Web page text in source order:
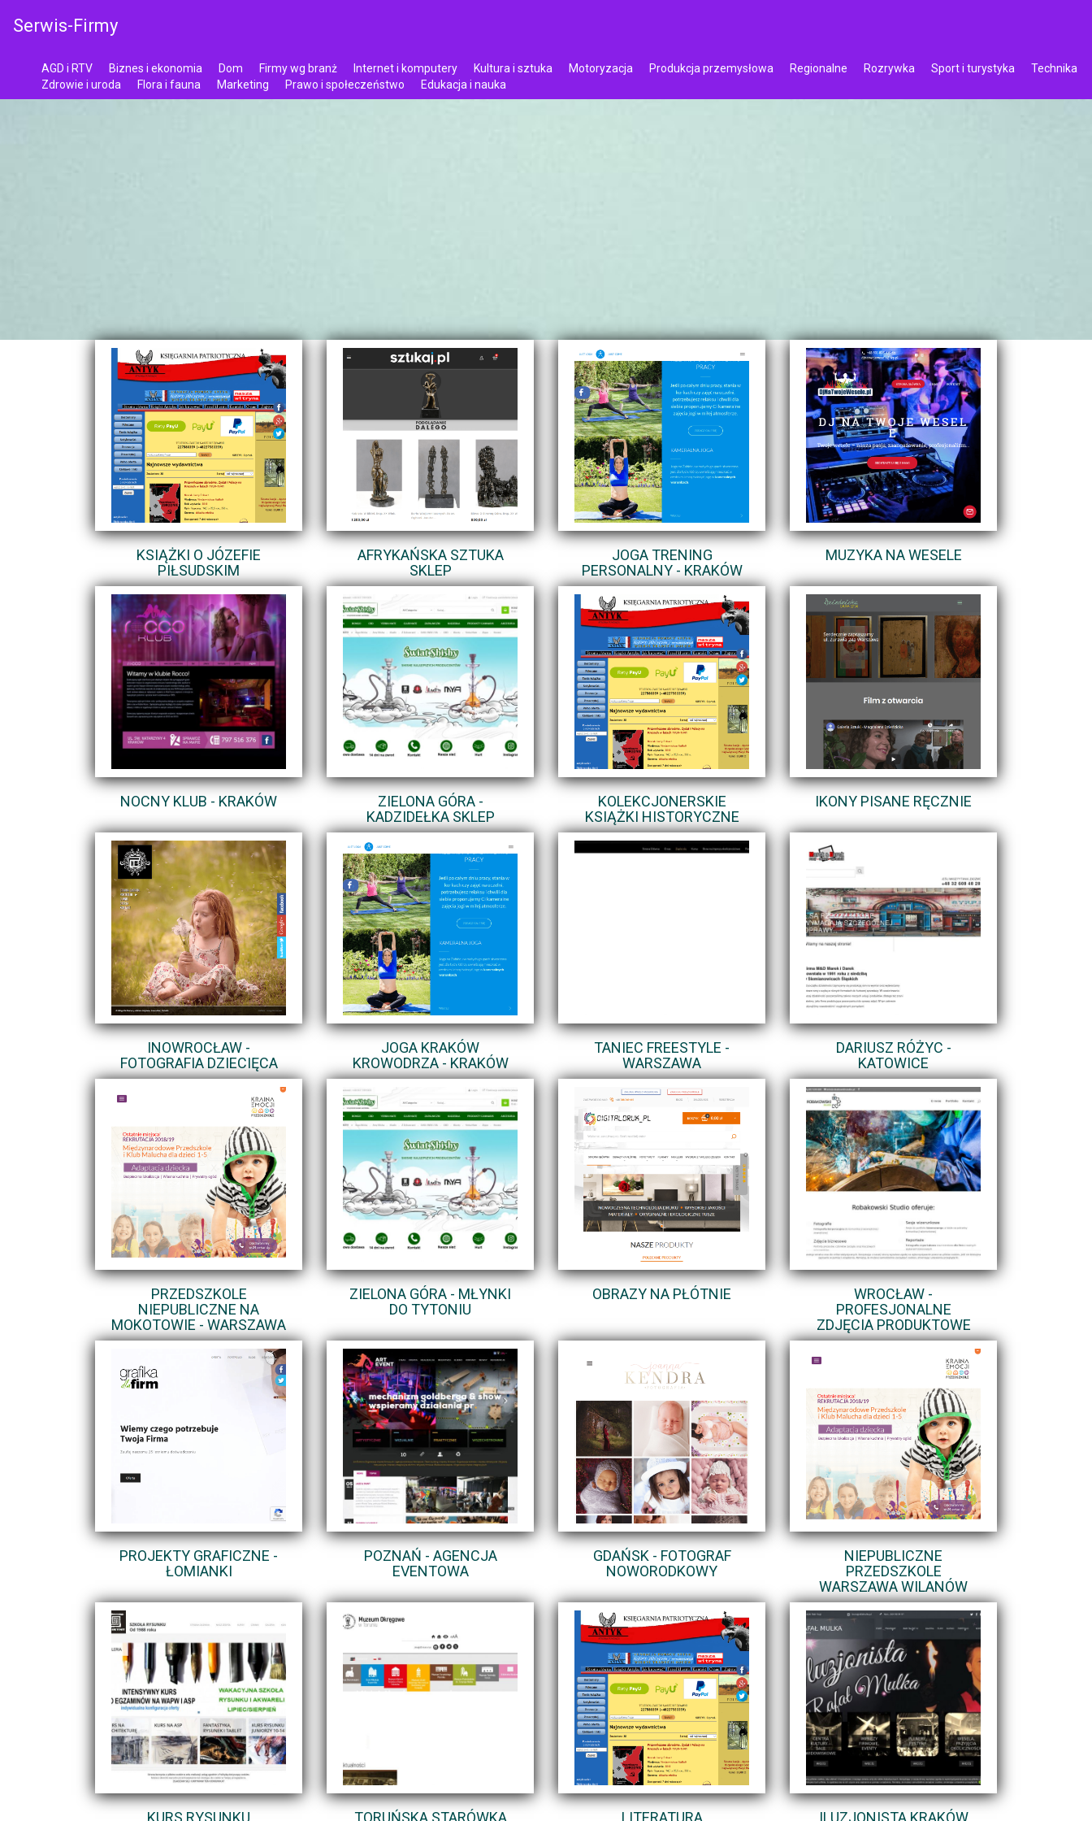
Serwis-Firmy
AGD i RTV Biznes i ekonomia Dom Firmy wg branż Internet i komputery Kultura i sztuka Motoryzacja Produkcja przemysłowa Regionalne Rozrywka Sport i turystyka
Technika
Zdrowie i uroda
Flora i fauna Marketing Prawo i społeczeństwo Edukacja i nauka
KSIĄŻKI O JÓZEFIE
PIŁSUDSKIM
AFRYKAŃSKA SZTUKA
SKLEP
JOGA TRENING
PERSONALNY - KRAKÓW
MUZYKA NA WESELE
NOCNY KLUB - KRAKÓW
ZIELONA GÓRA -
KADZIDEŁKA SKLEP
KOLEKCJONERSKIE
KSIĄŻKI HISTORYCZNE
IKONY PISANE RĘCZNIE
INOWROCŁAW -
FOTOGRAFIA DZIECIĘCA
JOGA KRAKÓW
KROWODRZA - KRAKÓW
TANIEC FREESTYLE -
WARSZAWA
DARIUSZ RÓŻYC -
KATOWICE
PRZEDSZKOLE
NIEPUBLICZNE NA
MOKOTOWIE - WARSZAWA
ZIELONA GÓRA - MŁYNKI
DO TYTONIU
OBRAZY NA PŁÓTNIE
WROCŁAW -
PROFESJONALNE
ZDJĘCIA PRODUKTOWE
PROJEKTY GRAFICZNE -
ŁOMIANKI
POZNAŃ - AGENCJA
EVENTOWA
GDAŃSK - FOTOGRAF
NOWORODKOWY
NIEPUBLICZNE
PRZEDSZKOLE
WARSZAWA WILANÓW
KURS RYSUNKU TORUŃSKA STARÓWKA LITERATURA ILUZJONISTA KRAKÓW